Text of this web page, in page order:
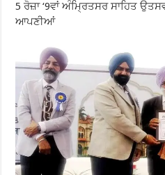
5 ਰੋਜ਼ਾ ‘9ਵਾਂ ਅੰਮ੍ਰਿਤਸਰ ਸਾਹਿਤ
ਆਪਣੀਆਂ